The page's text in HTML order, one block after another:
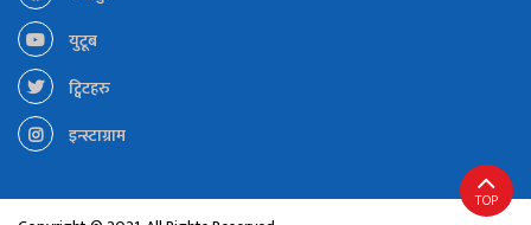
युटूब
ट्विटहरु
इन्स्टाग्राम
TOP